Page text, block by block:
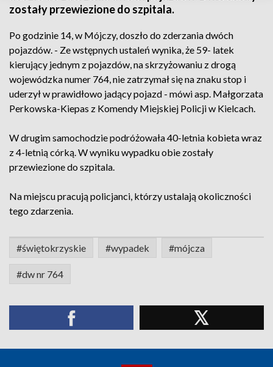
zostały przewiezione do szpitala.
Po godzinie 14, w Mójczy, doszło do zderzania dwóch
pojazdów. - Ze wstępnych ustaleń wynika, że 59- latek
kierujący jednym z pojazdów, na skrzyżowaniu z drogą
wojewódzka numer 764, nie zatrzymał się na znaku stop i
uderzył w prawidłowo jadący pojazd - mówi asp. Małgorzata
Perkowska-Kiepas z Komendy Miejskiej Policji w Kielcach.
W drugim samochodzie podróżowała 40-letnia kobieta wraz
z 4-letnią córką. W wyniku wypadku obie zostały
przewiezione do szpitala.
Na miejscu pracują policjanci, którzy ustalają okoliczności
tego zdarzenia.
#świętokrzyskie #wypadek #mójcza
#dw nr 764